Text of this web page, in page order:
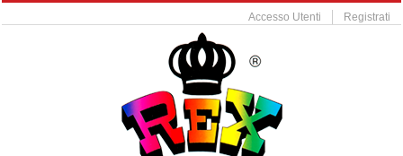
Accesso Utenti Registrati